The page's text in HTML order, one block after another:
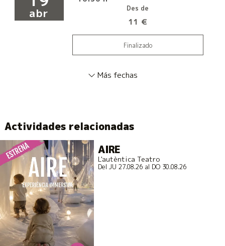
abr Des de
11 €
Finalizado
Más fechas
Actividades relacionadas
AIRE
L'autèntica Teatro
Del JU 27.08.26al DO 30.08.26